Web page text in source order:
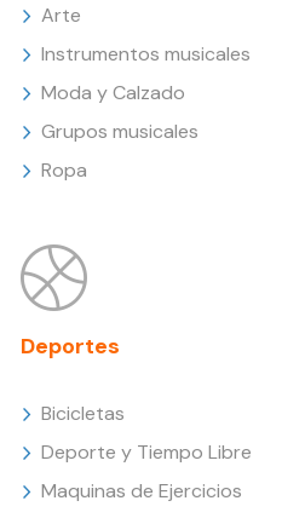
Arte
Instrumentos musicales
Moda y Calzado
Grupos musicales
Ropa
Deportes
Bicicletas
Deporte y Tiempo Libre
Maquinas de Ejercicios